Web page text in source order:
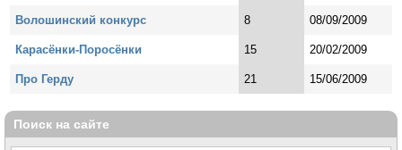
Волошинский конкурс 8 08/09/2009
Карасёнки-Поросёнки 15 20/02/2009
Про Герду 21 15/06/2009
Поиск на сайте